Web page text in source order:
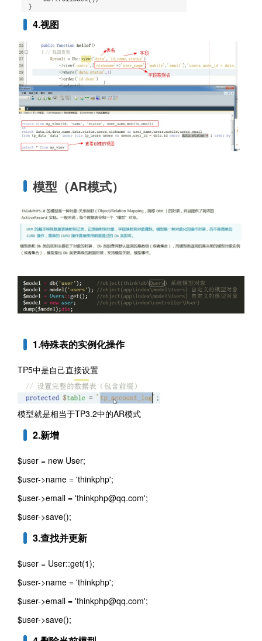
4.视图
模型（AR模式）
1.特殊表的实例化操作
TP5中是自己直接设置
模型就是相当于TP3.2中的AR模式
2.新增
$user = new User;
$user->name = 'thinkphp';
$user->email = 'thinkphp@qq.com';
$user->save();
3.查找并更新
$user = User::get(1);
$user->name = 'thinkphp';
$user->email = 'thinkphp@qq.com';
$user->save();